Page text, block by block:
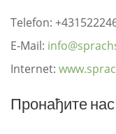
Telefon:
E-Mail:
Internet:
Пронађите